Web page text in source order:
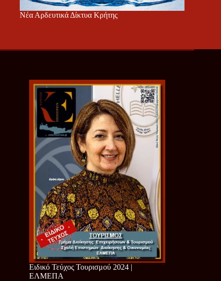
Νέα Αρδευτικά Δίκτυα Κρήτης
Ειδικό Τεύχος Τουρισμού 2024 |
ΕΛΜΕΠΑ